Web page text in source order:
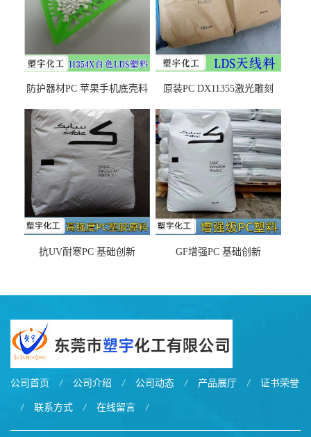
防护器材PC 苹果手机底壳料
之忧
原装PC DX11355激光雕刻
抗UV耐寒PC 基础创新
GF增强PC 基础创新
公司首页 / 公司介绍 / 公司动态 / 产品展厅 / 证书荣誉
/ 联系方式 / 在线留言 /